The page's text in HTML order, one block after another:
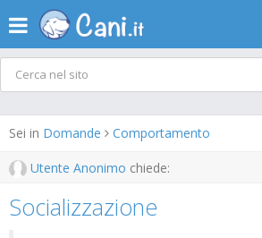
Sei in Domande Comportamento
Utente Anonimo chiede:
Socializzazione